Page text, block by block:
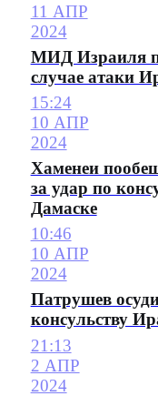
11 АПР
2024
МИД Израиля
случае атаки
15:24
10 АПР
2024
Хаменеи
за удар по
Дамаске
10:46
10 АПР
2024
Патрушев
консульству
21:13
2 АПР
2024